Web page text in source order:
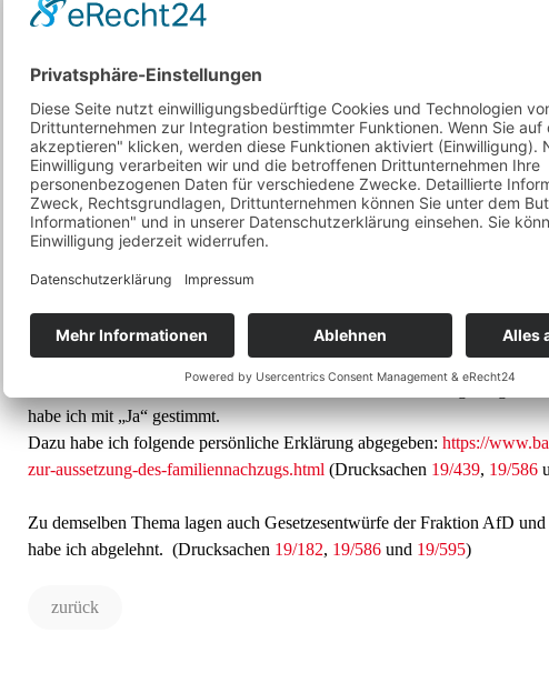
Familiennachzug,
Bei dem Gesetzesentwurf der Fraktion CDU/CSU zur Verlängerung der
habe ich mit „Ja“ gestimmt.
Dazu habe ich folgende persönliche Erklärung abgegeben: https://
zur-aussetzung-des-familiennachzugs.html (Drucksachen 19/439, 19/586
Zu demselben Thema lagen auch Gesetzesentwürfe der Fraktion AfD
habe ich abgelehnt. (Drucksachen 19/182, 19/586 und 19/595)
zurück